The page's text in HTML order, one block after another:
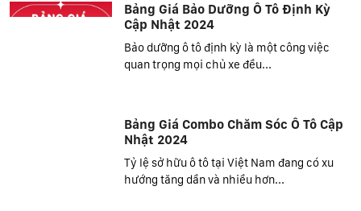
Bảng Giá Bảo Dưỡng Ô Tô Định Kỳ
Cập Nhật 2024
Bảo dưỡng ô tô định kỳ là một công việc
quan trọng mọi chủ xe đều...
Bảng Giá Combo Chăm Sóc Ô Tô Cập
Nhật 2024
Tỷ lệ sở hữu ô tô tại Việt Nam đang có xu
hướng tăng dần và nhiều hơn...